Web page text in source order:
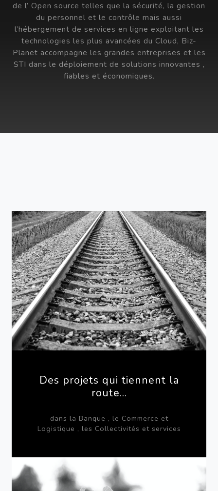
de l’ Open source telles que la sécurité, la gestion
du personnel et le contrôle mais aussi
l’hébergement de services en ligne exploitant les
technologies les plus avancées du Cloud, Biz-
Planet accompagne les grandes entreprises et les
STI dans le déploiement de solutions innovantes ,
fiables et économiques.
Des projets qui tiennent la
route...
dans la Banque , le Commerce et
Logistique , les Collectivités et services